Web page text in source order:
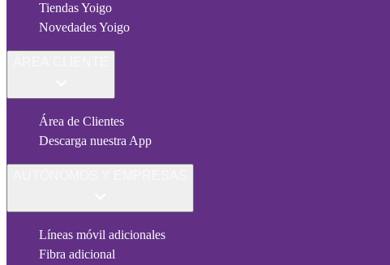
Tiendas Yoigo
Novedades Yoigo
Área de Clientes
Descarga nuestra App
Líneas móvil adicionales
Fibra adicional